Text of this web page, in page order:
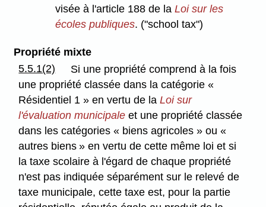
visée à l'article 188 de la Loi sur les
écoles publiques. ("school tax")
Propriété mixte
5.5.1(2)
Si une propriété comprend à la fois
une propriété classée dans la catégorie «
Résidentiel 1 » en vertu de laLoi sur
l'évaluation municipale et une propriété classée
dans les catégories « biens agricoles » ou «
autres biens » en vertu de cette même loi et si
la taxe scolaire à l'égard de chaque propriété
n'est pas indiquée séparément sur le relevé de
taxe municipale, cette taxe est, pour la partie